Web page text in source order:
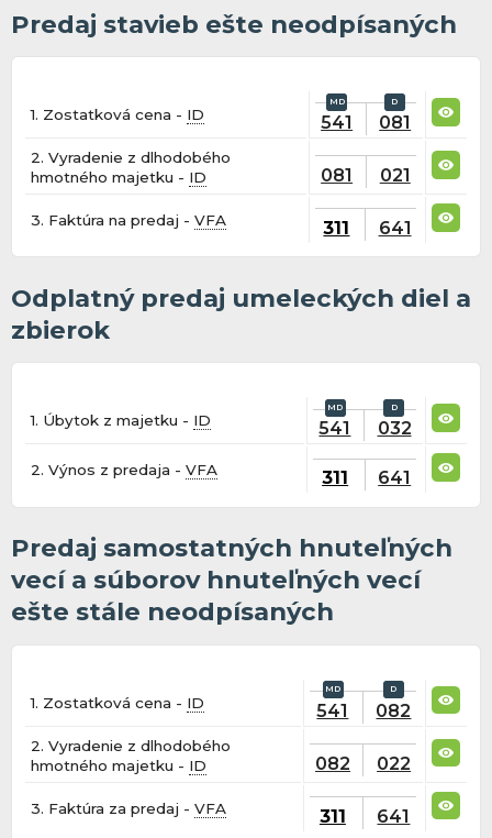
Predaj stavieb ešte neodpísaných
1. Zostatková cena - ID 541 081
2. Vyradenie z dlhodobého
hmotného majetku - ID 081 021
3. Faktúra na predaj -VFA 311 641
Odplatný predaj umeleckých diel a
zbierok
1. Úbytok z majetku - ID 541 032
2. Výnos z predaja -VFA 311 641
Predaj samostatných hnuteľných
vecí a súborov hnuteľných vecí
ešte stále neodpísaných
1. Zostatková cena - ID 541 082
2. Vyradenie z dlhodobého
hmotného majetku - ID 082 022
3. Faktúra za predaj -VFA 311 641